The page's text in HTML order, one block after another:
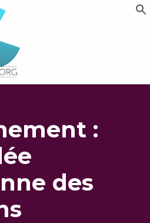
PLATEFORME MULTIMÉDIA OUVERTE ET COLLABORATIVE SUR LES COMMUNS
:
des